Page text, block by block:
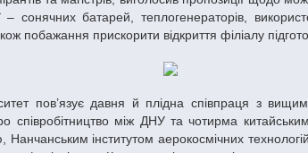
– сонячних батарей, теплогенераторів,
побажання прискорити відкриття філіалу
співробітництво між ДНУ та чотирма
інститутом аерокосмічних